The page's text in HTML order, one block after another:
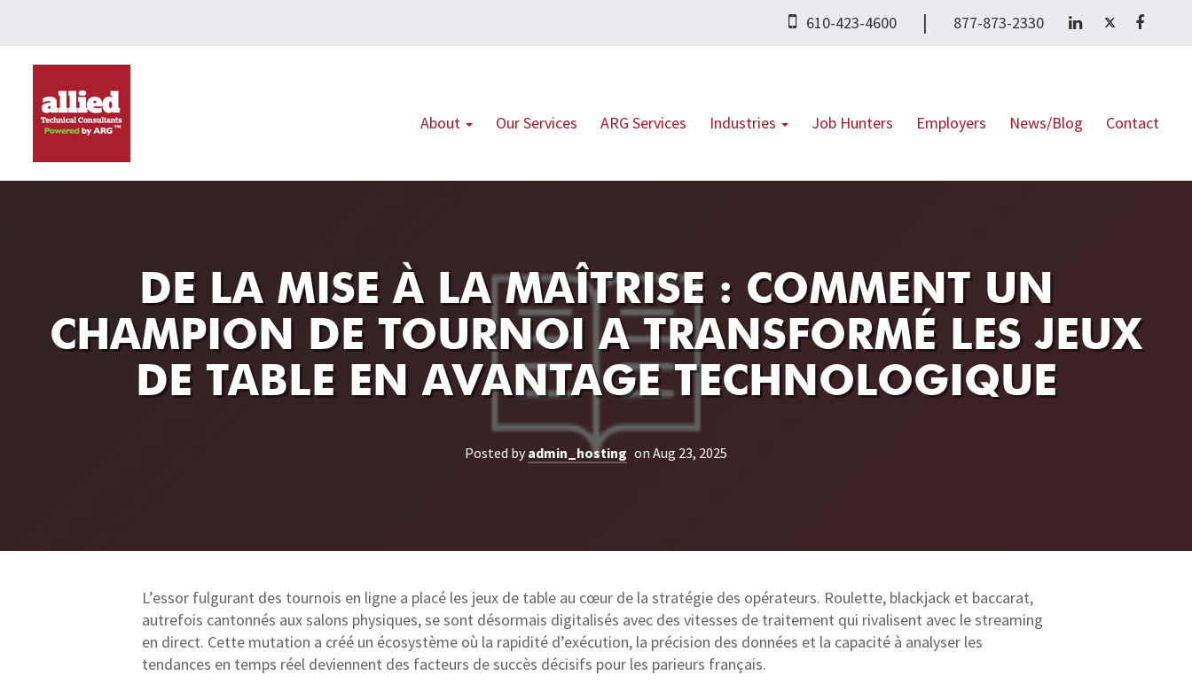
610-423-4600 | 877-873-2330
About Our Services ARG Services Industries Job Hunters Employers News/Blog Contact
DE LA MISE À LA MAÎTRISE : COMMENT UN
CHAMPION DE TOURNOI A TRANSFORMÉ LES JEUX
DE TABLE EN AVANTAGE TECHNOLOGIQUE
Posted byadmin_hosting on Aug 23, 2025
L’essor fulgurant des tournois en ligne a placé les jeux de table au cœur de la stratégie des opérateurs. Roulette, blackjack et baccarat,
autrefois cantonnés aux salons physiques, se sont désormais digitalisés avec des vitesses de traitement qui rivalisent avec le streaming
en direct. Cette mutation a créé un écosystème où la rapidité d’exécution, la précision des données et la capacité à analyser les
tendances en temps réel deviennent des facteurs de succès décisifs pour les parieurs français.